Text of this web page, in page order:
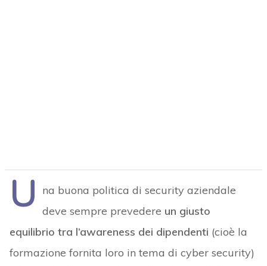
U
na buona politica di security aziendale
deve sempre prevedere un giusto
equilibrio tra l’awareness dei dipendenti (cioè la
formazione fornita loro in tema di cyber security)